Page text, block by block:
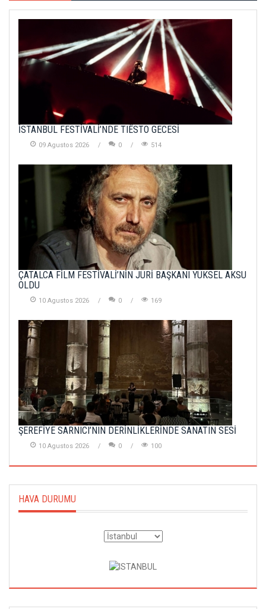
İSTANBUL FESTİVALİ’NDE TIËSTO GECESİ
09 Agustos 2026 0 514
ÇATALCA FİLM FESTİVALİ’NİN JÜRİ BAŞKANI YÜKSEL AKSU
OLDU
10 Agustos 2026 0 169
ŞEREFİYE SARNICI’NIN DERİNLİKLERİNDE SANATIN SESİ
10 Agustos 2026 0 100
HAVA DURUMU